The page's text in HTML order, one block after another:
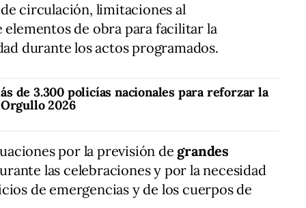
circulación, limitaciones al
de obra para facilitar la
durante los actos programados.
de 3.300 policías nacionales para reforzar la
2026
por la previsión de grandes
las celebraciones y por la necesidad
de emergencias y de los cuerpos de